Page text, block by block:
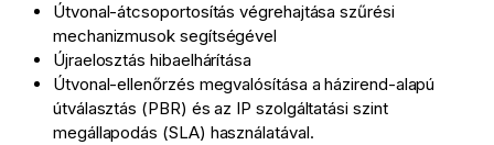
Útvonal-átcsoportosítás végrehajtása szűrési
mechanizmusok segítségével
Újraelosztás hibaelhárítása
Útvonal-ellenőrzés megvalósítása a házirend-alapú
útválasztás (PBR) és az IP szolgáltatási szint
megállapodás (SLA) használatával.